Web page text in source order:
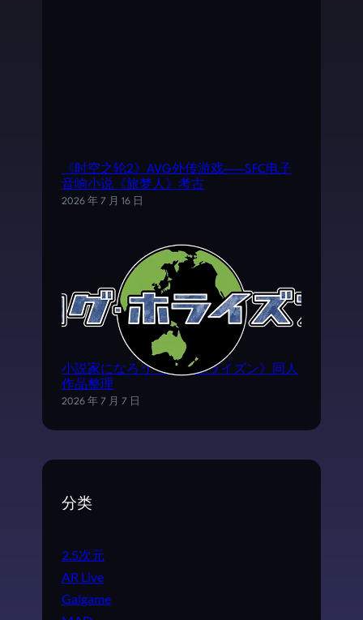
《时空之轮2》AVG外传游戏——SFC电子
音响小说《旅梦人》考古
2026 年 7 月 16 日
小説家になろう《ログ·ホライズン》同人
作品整理
2026 年 7 月 7 日
分类
2.5次元
AR Live
Galgame